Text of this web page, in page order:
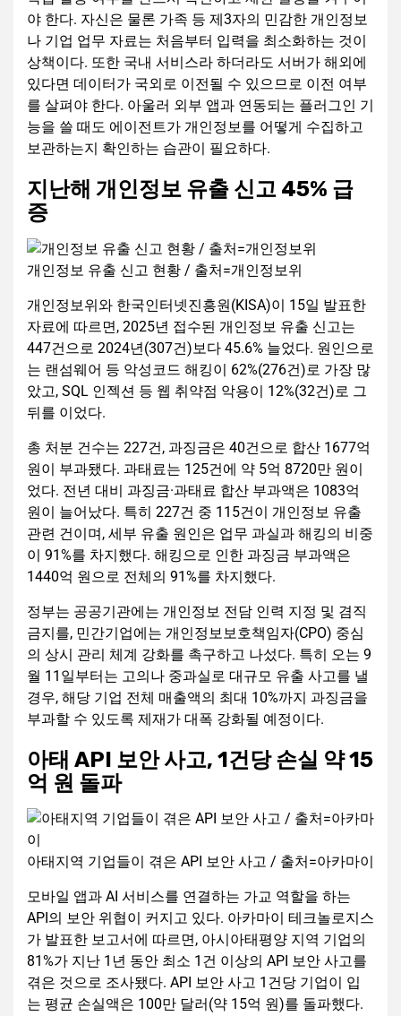
야 한다. 자신은 물론 가족 등 제3자의 민감한 개인정보
나 기업 업무 자료는 처음부터 입력을 최소화하는 것이
상책이다. 또한 국내 서비스라 하더라도 서버가 해외에
있다면 데이터가 국외로 이전될 수 있으므로 이전 여부
를 살펴야 한다. 아울러 외부 앱과 연동되는 플러그인 기
능을 쓸 때도 에이전트가 개인정보를 어떻게 수집하고
보관하는지 확인하는 습관이 필요하다.
지난해 개인정보 유출 신고 45% 급
증
개인정보 유출 신고 현황 / 출처=개인정보위
개인정보위와 한국인터넷진흥원(KISA)이 15일 발표한
자료에 따르면, 2025년 접수된 개인정보 유출 신고는
447건으로 2024년(307건)보다 45.6% 늘었다. 원인으로
는 랜섬웨어 등 악성코드 해킹이 62%(276건)로 가장 많
았고, SQL 인젝션 등 웹 취약점 악용이 12%(32건)로 그
뒤를 이었다.
총 처분 건수는 227건, 과징금은 40건으로 합산 1677억
원이 부과됐다. 과태료는 125건에 약 5억 8720만 원이
었다. 전년 대비 과징금·과태료 합산 부과액은 1083억
원이 늘어났다. 특히 227건 중 115건이 개인정보 유출
관련 건이며, 세부 유출 원인은 업무 과실과 해킹의 비중
이 91%를 차지했다. 해킹으로 인한 과징금 부과액은
1440억 원으로 전체의 91%를 차지했다.
정부는 공공기관에는 개인정보 전담 인력 지정 및 겸직
금지를, 민간기업에는 개인정보보호책임자(CPO) 중심
의 상시 관리 체계 강화를 촉구하고 나섰다. 특히 오는 9
월 11일부터는 고의나 중과실로 대규모 유출 사고를 낼
경우, 해당 기업 전체 매출액의 최대 10%까지 과징금을
부과할 수 있도록 제재가 대폭 강화될 예정이다.
아태 API 보안 사고, 1건당 손실 약 15
억 원 돌파
아태지역 기업들이 겪은 API 보안 사고 / 출처=아카마이
모바일 앱과 AI 서비스를 연결하는 가교 역할을 하는
API의 보안 위협이 커지고 있다. 아카마이 테크놀로지스
가 발표한 보고서에 따르면, 아시아태평양 지역 기업의
81%가 지난 1년 동안 최소 1건 이상의 API 보안 사고를
겪은 것으로 조사됐다. API 보안 사고 1건당 기업이 입
는 평균 손실액은 100만 달러(약 15억 원)를 돌파했다.